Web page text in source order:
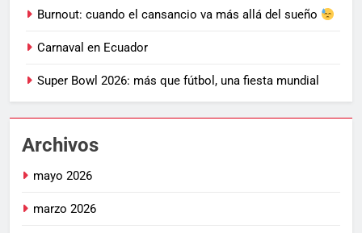
Burnout: cuando el cansancio va más allá del sueño
Carnaval en Ecuador
Super Bowl 2026: más que fútbol, una fiesta mundial
Archivos
mayo 2026
marzo 2026